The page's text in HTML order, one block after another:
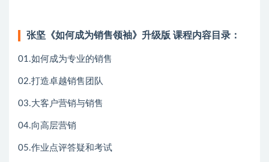
张坚《如何成为销售领袖》升级版 课程内容目录：
01.如何成为专业的销售
02.打造卓越销售团队
03.大客户营销与销售
04.向高层营销
05.作业点评答疑和考试